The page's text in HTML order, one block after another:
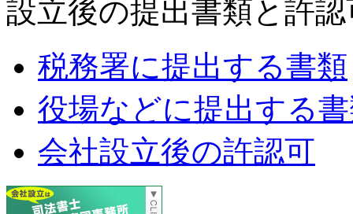
設立後の提出書類と許認
税務署に提出する書類
役場などに提出する
会社設立後の許認可